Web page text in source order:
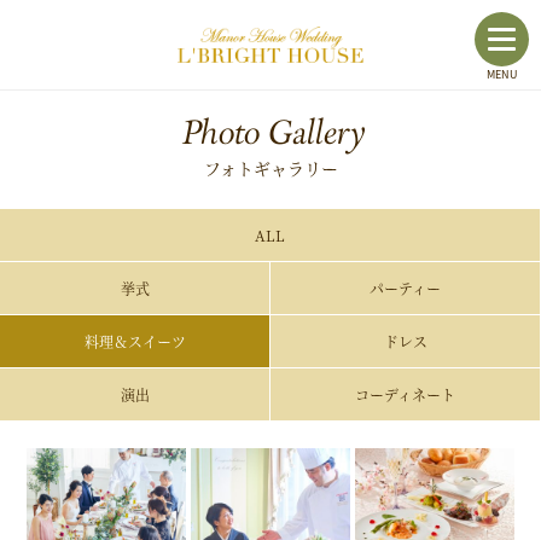
Photo Gallery
フォトギャラリー
ALL
挙式 パーティー
料理＆スイーツ ドレス
演出 コーディネート
MENU